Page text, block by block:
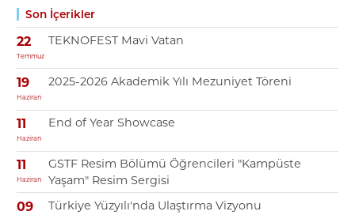
Son İçerikler
22
Temmuz
TEKNOFEST Mavi Vatan
19
Haziran
2025-2026 Akademik Yılı Mezuniyet Töreni
11
Haziran
End of Year Showcase
11
Haziran
GSTF Resim Bölümü Öğrencileri "Kampüste
Yaşam" Resim Sergisi
09 Türkiye Yüzyılı'nda Ulaştırma Vizyonu